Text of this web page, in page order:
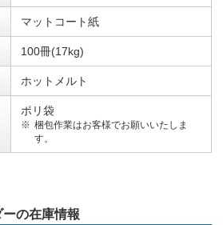
マットコート紙
100冊(17kg)
ホットメルト
ポリ袋
梱包作業はお客様でお願いいたしま
す。
ーの在庫情報